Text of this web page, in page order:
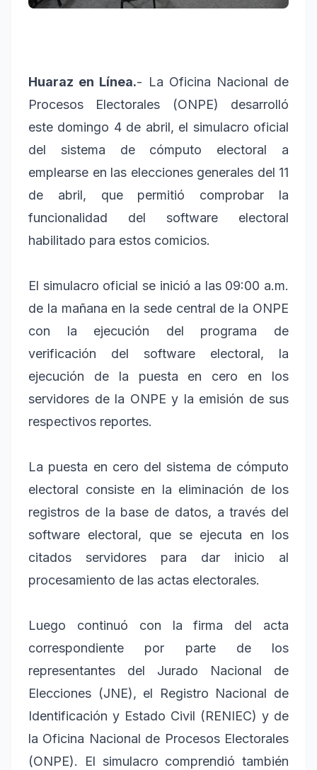
Huaraz en Línea.- La Oficina Nacional de
Procesos Electorales (ONPE) desarrolló
este domingo 4 de abril, el simulacro oficial
del sistema de cómputo electoral a
emplearse en las elecciones generales del 11
de abril, que permitió comprobar la
funcionalidad del software electoral
habilitado para estos comicios.
El simulacro oficial se inició a las 09:00 a.m.
de la mañana en la sede central de la ONPE
con la ejecución del programa de
verificación del software electoral, la
ejecución de la puesta en cero en los
servidores de la ONPE y la emisión de sus
respectivos reportes.
La puesta en cero del sistema de cómputo
electoral consiste en la eliminación de los
registros de la base de datos, a través del
software electoral, que se ejecuta en los
citados servidores para dar inicio al
procesamiento de las actas electorales.
Luego continuó con la firma del acta
correspondiente por parte de los
representantes del Jurado Nacional de
Elecciones (JNE), el Registro Nacional de
Identificación y Estado Civil (RENIEC) y de
la Oficina Nacional de Procesos Electorales
(ONPE). El simulacro comprendió también